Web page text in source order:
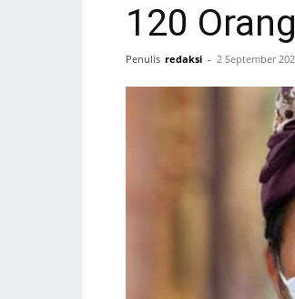
120
Penulis redaksi - 2 September